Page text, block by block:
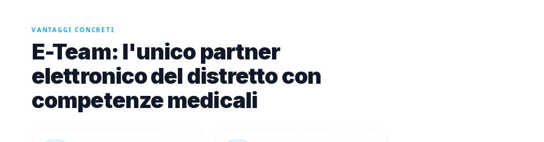
VANTAGGI CONCRETI
E-Team: l'unico partner
elettronico del distretto con
competenze medicali